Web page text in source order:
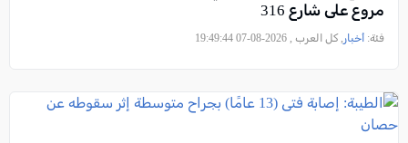
مروع على شارع 316
فئة: أخبار , كل العرب , 2026-08-07 19:49:44